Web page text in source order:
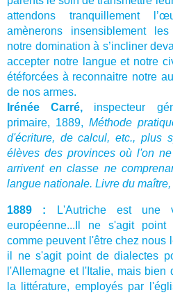
attendons tranquillement
amènerons insensiblement
notre domination à s’incliner
accepter notre langue et notre
étéforcées à reconnaitre notre
de nos armes.
Irénée Carré, inspecteur
primaire, 1889, Méthode
d'écriture, de calcul, etc., plus
élèves des provinces où l'on
arrivent enclasse ne
langue nationale. Livre du maître,
1889 :
L'Autriche est une
européenne...Il ne s'agit point
comme peuvent l'être chez nous
il ne s'agit point de dialectes
l'Allemagne et l'Italie, mais bien
la littérature, employés par